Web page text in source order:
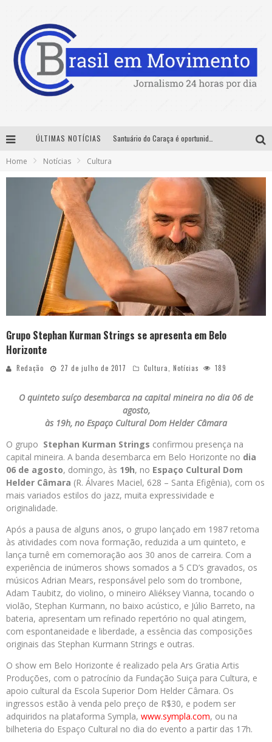
ÚLTIMAS NOTÍCIAS
Designer mineira lança jogo educativo sobre coleta seletiva na maior feira de jogos de tabuleiro da América Latina
No Pelo 360° chega a Belo Horizonte com Hugo & Guilherme, João Bosco & Vinícius, Rafa & Junior e Deu Samba
Home Notícias Cultura
Grupo Stephan Kurman Strings se apresenta em Belo
Horizonte
Redação 27 de julho de 2017 Cultura, Notícias 189
O quinteto suíço desembarca na capital mineira no dia 06 de
agosto,
às 19h, no Espaço Cultural Dom Helder Câmara
O grupo Stephan Kurman Strings confirmou presença na
capital mineira. A banda desembarca em Belo Horizonte no dia
06 de agosto, domingo, às 19h, no Espaço Cultural Dom
Helder Câmara (R. Álvares Maciel, 628 – Santa Efigênia), com os
mais variados estilos do jazz, muita expressividade e
originalidade.
Após a pausa de alguns anos, o grupo lançado em 1987 retoma
às atividades com nova formação, reduzida a um quinteto, e
lança turnê em comemoração aos 30 anos de carreira. Com a
experiência de inúmeros shows somados a 5 CD’s gravados, os
músicos Adrian Mears, responsável pelo som do trombone,
Adam Taubitz, do violino, o mineiro Aliéksey Vianna, tocando o
violão, Stephan Kurmann, no baixo acústico, e Júlio Barreto, na
bateria, apresentam um refinado repertório no qual atingem,
com espontaneidade e liberdade, a essência das composições
originais das Stephan Kurmann Strings e outras.
O show em Belo Horizonte é realizado pela Ars Gratia Artis
Produções, com o patrocínio da Fundação Suiça para Cultura, e
apoio cultural da Escola Superior Dom Helder Câmara. Os
ingressos estão à venda pelo preço de R$30, e podem ser
adquiridos na plataforma Sympla, www.sympla.com, ou na
bilheteria do Espaço Cultural no dia do evento a partir das 17h.